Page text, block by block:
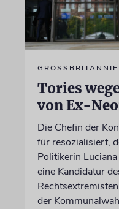
Tories
von Ex-
Die Chefin der
für resozialisiert,
Politikerin
eine Kandidatur
der